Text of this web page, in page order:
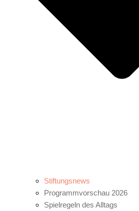
Stiftungsnews
Programmvorschau 2026
Spielregeln des Alltags